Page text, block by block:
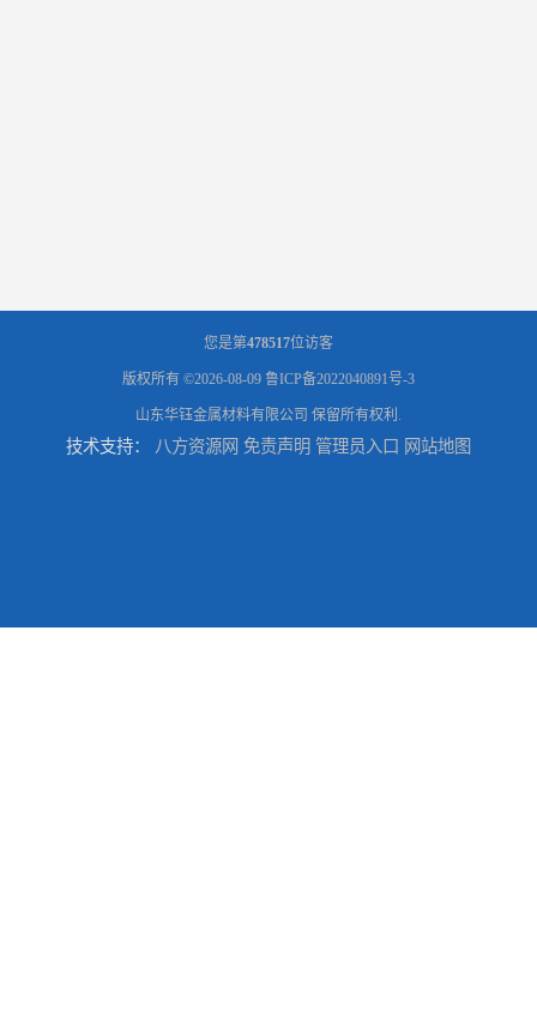
您是第478517位访客
版权所有 ©2026-08-09 鲁ICP备2022040891号-3
山东华钰金属材料有限公司 保留所有权利.
技术支持： 八方资源网 免责声明 管理员入口 网站地图